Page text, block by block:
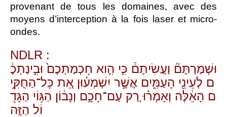
provenant de tous les domaines, avec des
moyens d’interception à la fois laser et micro-
ondes.
NDLR :
וּשְׁמַרְתֶּם֘ וַעֲשִׂיתֶם֒ כִּ֣י הִ֤וא חָכְמַתְכֶם֙ וּבִ֣ינַתְכֶ֔
ם לְעֵינֵ֖י הָעַמִּ֑ים אֲשֶׁ֣ר יִשְׁמְע֗וּן אֵ֚ת כָּל־הַחֻקִּ֣י
ם הָאֵ֔לֶּה וְאָמְר֗וּ רַ֚ק עַם־חָכָ֣ם וְנָב֔וֹן הַגּ֥וֹי הַגָּד֖
וֹל הַזֶּֽה